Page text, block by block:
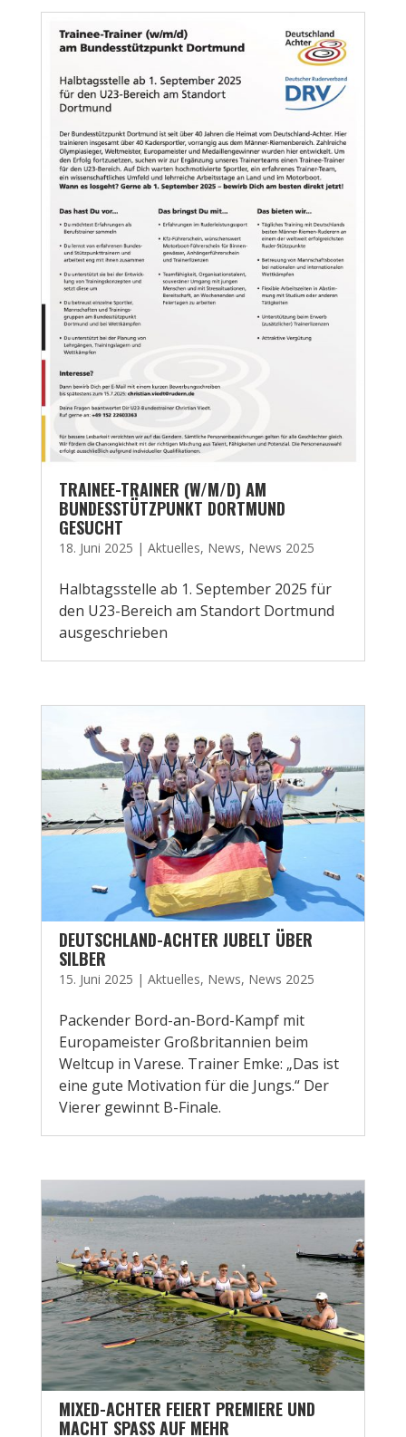
TRAINEE-TRAINER (W/M/D) AM
BUNDESSTÜTZPUNKT DORTMUND
GESUCHT
18. Juni 2025 | Aktuelles, News, News 2025
Halbtagsstelle ab 1. September 2025 für
den U23-Bereich am Standort Dortmund
ausgeschrieben
DEUTSCHLAND-ACHTER JUBELT ÜBER
SILBER
15. Juni 2025 | Aktuelles, News, News 2025
Packender Bord-an-Bord-Kampf mit
Europameister Großbritannien beim
Weltcup in Varese. Trainer Emke: „Das ist
eine gute Motivation für die Jungs.“ Der
Vierer gewinnt B-Finale.
MIXED-ACHTER FEIERT PREMIERE UND
MACHT SPASS AUF MEHR